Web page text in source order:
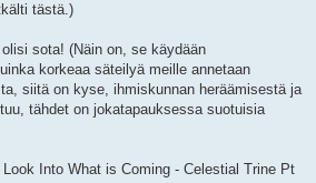
tästä.)
sota! (Näin on, se käydään
korkeaa säteilyä meille annetaan
siitä on kyse, ihmiskunnan heräämisestä ja
tähdet on jokatapauksessa suotuisia
Look Into What is Coming - Celestial Trine Pt